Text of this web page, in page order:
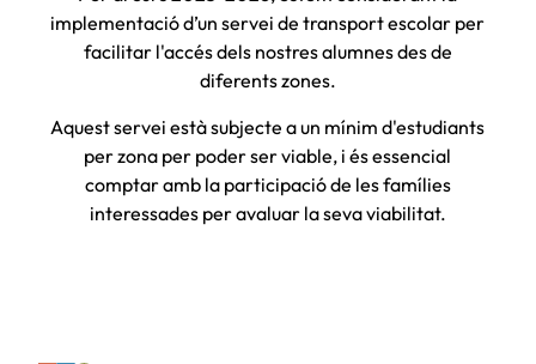
implementació d’un servei de transport escolar per
facilitar l'accés dels nostres alumnes des de
diferents zones.
Aquest servei està subjecte a un mínim d'estudiants
per zona per poder ser viable, i és essencial
comptar amb la participació de les famílies
interessades per avaluar la seva viabilitat.